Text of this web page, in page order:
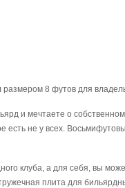
8 футов для
и мечтаете о
не у всех.
клуба, а для себя, вы
плита для